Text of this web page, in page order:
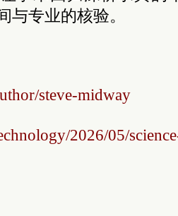
与专业的核验。
steve-midway
2026/05/